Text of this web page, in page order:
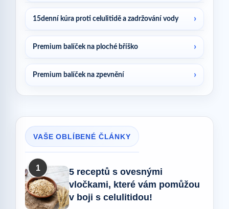
15denní kúra proti celulitidě a zadržování vody
Premium balíček na ploché bříško
Premium balíček na zpevnění
VAŠE OBLÍBENÉ ČLÁNKY
1
5 receptů s ovesnými
vločkami, které vám pomůžou
v boji s celulitidou!